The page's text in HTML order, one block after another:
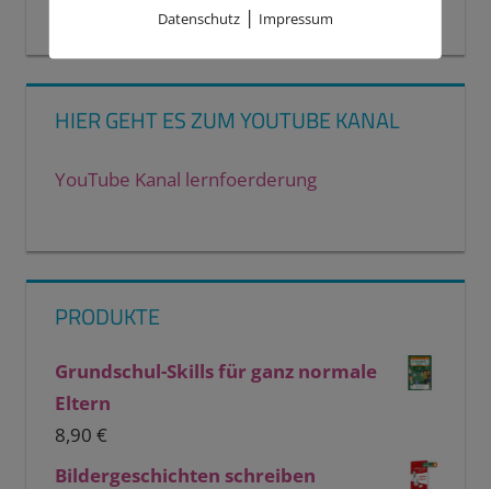
HIER GEHT ES ZUM YOUTUBE KANAL
YouTube Kanal lernfoerderung
PRODUKTE
Grundschul-Skills für ganz normale
Eltern
8,90 €
Bildergeschichten schreiben
Datenschutz| Impressum